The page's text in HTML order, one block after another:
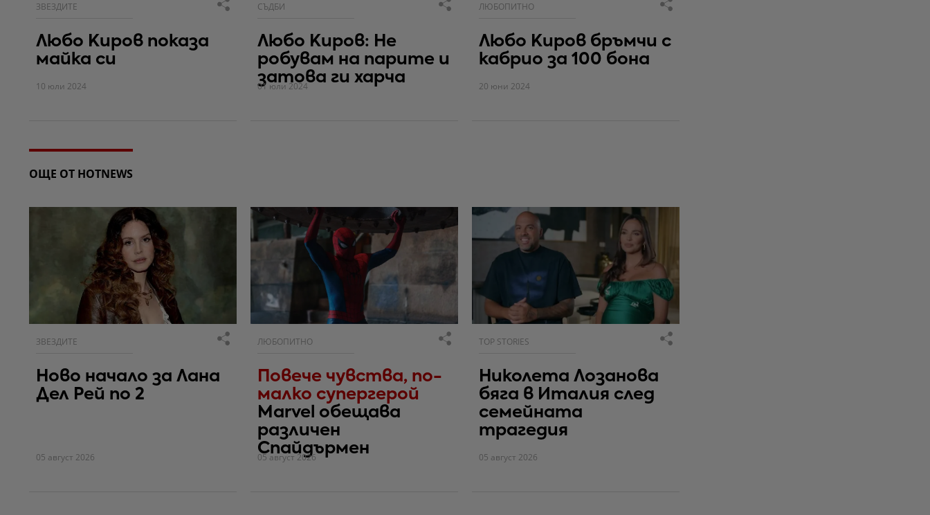
ЗВЕЗДИТЕ
Любо Киров показа
майка си
10 юли 2024
СЪДБИ
Любо Киров: Не
робувам на парите и
затова ги харча
01 юли 2024
ЛЮБОПИТНО
Любо Киров бръмчи с
кабрио за 100 бона
20 юни 2024
ОЩЕ ОТ HOTNEWS
ЗВЕЗДИТЕ
Ново начало за Лана
Дел Рей по 2
05 август 2026
ЛЮБОПИТНО
Повече чувства, по-
малко супергерой
Marvel обещава
различен
Спайдърмен
05 август 2026
TOP STORIES
Николета Лозанова
бяга в Италия след
семейната
трагедия
05 август 2026